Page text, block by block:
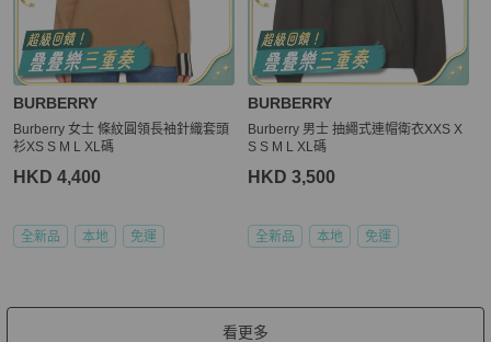
BURBERRY
Burberry 女士 條紋圓領長袖針織套頭
衫XS S M L XL碼
HKD 4,400
全新品 本地 免運
BURBERRY
Burberry 男士 抽繩式連帽衛衣XXS X
S S M L XL碼
HKD 3,500
全新品 本地 免運
看更多